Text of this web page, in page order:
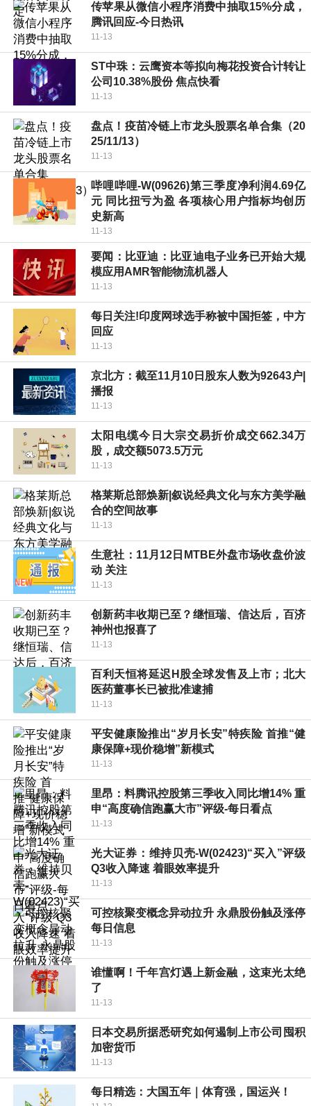
传苹果从微信小程序消费中抽取15%分成，
腾讯回应-今日热讯
11-13
ST中珠：云鹰资本等拟向梅花投资合计转让
公司10.38%股份 焦点快看
11-13
盘点！疫苗冷链上市龙头股票名单合集（20
25/11/13）
11-13
哔哩哔哩-W(09626)第三季度净利润4.69亿
元 同比扭亏为盈 各项核心用户指标均创历
史新高
11-13
要闻：比亚迪：比亚迪电子业务已开始大规
模应用AMR智能物流机器人
11-13
每日关注!印度网球选手称被中国拒签，中方
回应
11-13
京北方：截至11月10日股东人数为92643户|
播报
11-13
太阳电缆今日大宗交易折价成交662.34万
股，成交额5073.5万元
11-13
格莱斯总部焕新|叙说经典文化与东方美学融
合的空间故事
11-13
生意社：11月12日MTBE外盘市场收盘价波
动 关注
11-13
创新药丰收期已至？继恒瑞、信达后，百济
神州也报喜了
11-13
百利天恒将延迟H股全球发售及上市；北大
医药董事长已被批准逮捕
11-13
平安健康险推出“岁月长安”特疾险 首推“健
康保障+现价稳增”新模式
11-13
里昂：料腾讯控股第三季收入同比增14% 重
申“高度确信跑赢大市”评级-每日看点
11-13
光大证券：维持贝壳-W(02423)“买入”评级
Q3收入降速 着眼效率提升
11-13
可控核聚变概念异动拉升 永鼎股份触及涨停
每日信息
11-13
谁懂啊！千年宫灯遇上新金融，这束光太绝
了
11-13
日本交易所据悉研究如何遏制上市公司囤积
加密货币
11-13
每日精选：大国五年｜体育强，国运兴！